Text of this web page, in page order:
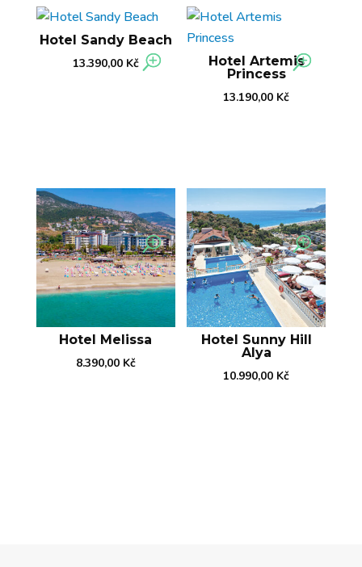
Hotel Sandy Beach
13.390,00 Kč
Hotel Artemis
Princess
13.190,00 Kč
Hotel Melissa
8.390,00 Kč
Hotel Sunny Hill
Alya
10.990,00 Kč